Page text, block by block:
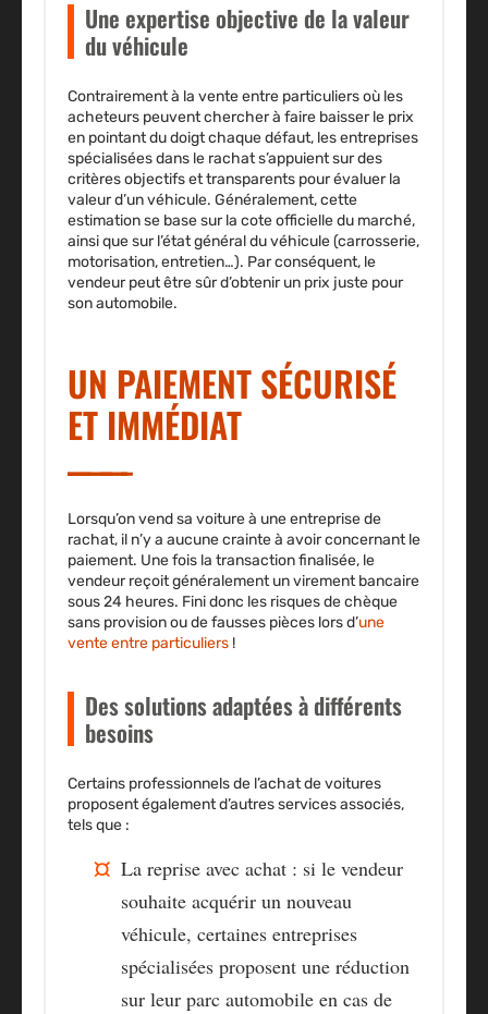
Une expertise objective de la valeur
du véhicule
Contrairement à la vente entre particuliers où les
acheteurs peuvent chercher à faire baisser le prix
en pointant du doigt chaque défaut, les entreprises
spécialisées dans le rachat s’appuient sur des
critères objectifs et transparents pour évaluer la
valeur d’un véhicule. Généralement, cette
estimation se base surla cote officielle du marché,
ainsi que sur l’état général du véhicule (carrosserie,
motorisation, entretien…). Par conséquent, le
vendeur peut être sûr d’obtenir un prix juste pour
son automobile.
UN PAIEMENT SÉCURISÉ
ET IMMÉDIAT
Lorsqu’on vend sa voiture à une entreprise de
rachat, il n’y a aucune crainte à avoir concernant le
paiement. Une fois la transaction finalisée, le
vendeur reçoit généralementun virement bancaire
sous 24 heures. Fini donc les risques de chèque
sans provision ou de fausses pièces lors d’une
vente entre particuliers !
Des solutions adaptées à différents
besoins
Certains professionnels de l’achat de voitures
proposent également d’autres services associés,
tels que :
La reprise avec achat : si le vendeur
souhaite acquérir un nouveau
véhicule, certaines entreprises
spécialisées proposent une réduction
sur leur parc automobile en cas de